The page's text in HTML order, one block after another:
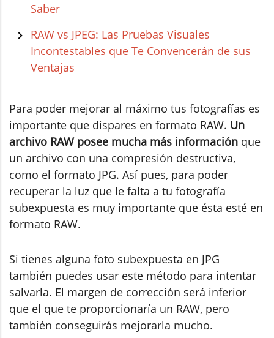
Saber
RAW vs JPEG: Las Pruebas Visuales
Incontestables que Te Convencerán de sus
Ventajas
Para poder mejorar al máximo tus fotografías es
importante que dispares en formato RAW. Un
archivo RAW posee mucha más información que
un archivo con una compresión destructiva,
como el formato JPG. Así pues, para poder
recuperar la luz que le falta a tu fotografía
subexpuesta es muy importante que ésta esté en
formato RAW.
Si tienes alguna foto subexpuesta en JPG
también puedes usar este método para intentar
salvarla. El margen de corrección será inferior
que el que te proporcionaría un RAW, pero
también conseguirás mejorarla mucho.